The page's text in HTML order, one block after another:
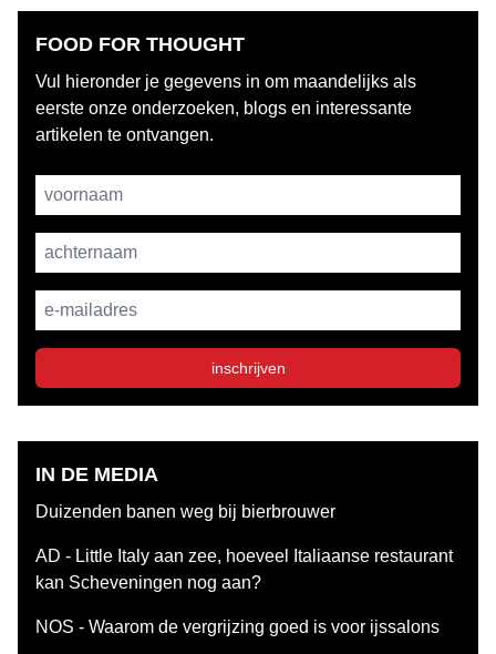
FOOD FOR THOUGHT
Vul hieronder je gegevens in om maandelijks als
eerste onze onderzoeken, blogs en interessante
artikelen te ontvangen.
Username
achternaam
E-mailadres
inschrijven
IN DE MEDIA
Duizenden banen weg bij bierbrouwer
AD - Little Italy aan zee, hoeveel Italiaanse restaurant
kan Scheveningen nog aan?
NOS - Waarom de vergrijzing goed is voor ijssalons